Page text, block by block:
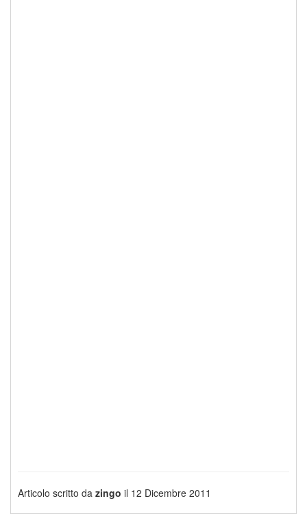
Articolo scritto da zingo il 12 Dicembre 2011